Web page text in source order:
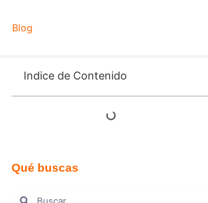
Blog
Indice de Contenido
Qué buscas